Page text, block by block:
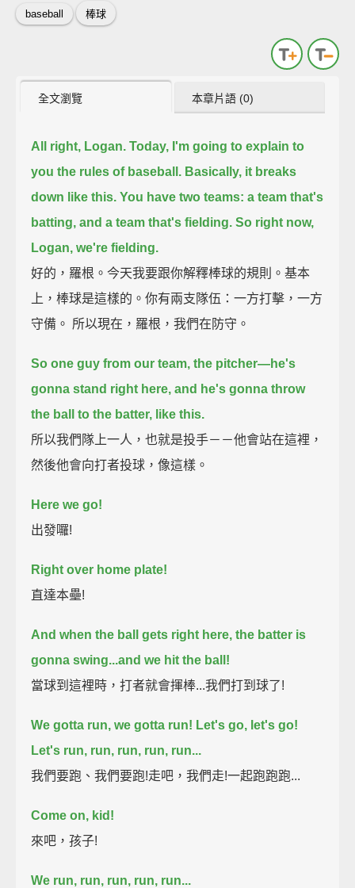
baseball 棒球
全文瀏覽 本章片語 (0)
All right, Logan. Today, I'm going to explain to
you the rules of baseball. Basically, it breaks
down like this. You have two teams: a team that's
batting, and a team that's fielding. So right now,
Logan, we're fielding.
好的，羅根。今天我要跟你解釋棒球的規則。基本
上，棒球是這樣的。你有兩支隊伍：一方打擊，一方
守備。 所以現在，羅根，我們在防守。
So one guy from our team, the pitcher—he's
gonna stand right here, and he's gonna throw
the ball to the batter, like this.
所以我們隊上一人，也就是投手－－他會站在這裡，
然後他會向打者投球，像這樣。
Here we go!
出發囉!
Right over home plate!
直達本壘!
And when the ball gets right here, the batter is
gonna swing...and we hit the ball!
當球到這裡時，打者就會揮棒...我們打到球了!
We gotta run, we gotta run! Let's go, let's go!
Let's run, run, run, run, run...
我們要跑、我們要跑!走吧，我們走!一起跑跑跑...
Come on, kid!
來吧，孩子!
We run, run, run, run, run...